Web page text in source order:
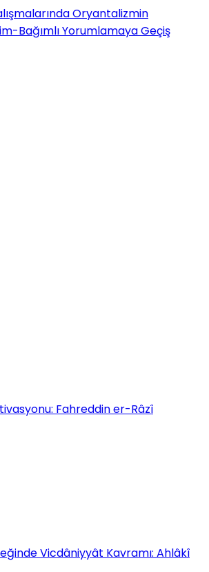
Oryantalizmin
Bağımlı Yorumlamaya Geçiş
Fahreddin er-Râzî
Vicdâniyyât Kavramı: Ahlâkî